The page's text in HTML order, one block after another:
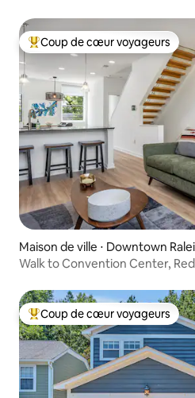
Coups de cœur voyageurs les
Coup de cœur voyageurs
Maison de ville ⋅ Downtown
Walk to Convention Center,
Coups de cœur voyageurs les
Coup de cœur voyageurs